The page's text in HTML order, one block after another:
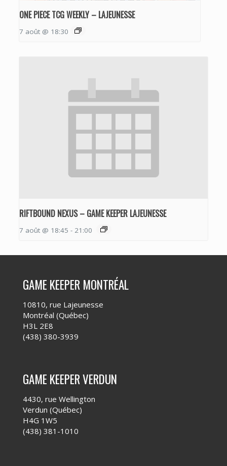
ONE PIECE TCG WEEKLY – LAJEUNESSE
7 août @ 18:30
RIFTBOUND NEXUS – GAME KEEPER LAJEUNESSE
7 août @ 18:45 - 21:00
GAME KEEPER MONTRÉAL
10810, rue Lajeunesse
Montréal (Québec)
H3L 2E8
(438) 380-3939
GAME KEEPER VERDUN
4430, rue Wellington
Verdun (Québec)
H4G 1W5
(438) 381-1010